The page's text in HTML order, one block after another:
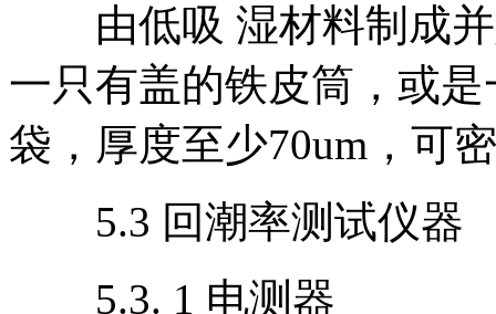
由低吸 湿材料制成并
一只有盖的铁皮筒，或
袋，厚度至少70um，可
5.3 回潮率测试仪器
5.3. 1 电测器